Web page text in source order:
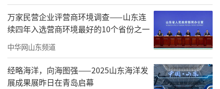
痕迹被压在底层，却依稀透出微弱的光芒。原
来，最简单的表面之下，注入了艺术家的心
魂。
在宋永进教授的一些作品里会把日常生活
里的矛盾摊开。如码头系列，海面被处理成纯
万家民营企业评营商环境调查——山东连
续四年入选营商环境最好的10个省份之一
中华网山东频道
经略海洋，向海图强——2025山东海洋发
展成果展昨日在青岛启幕